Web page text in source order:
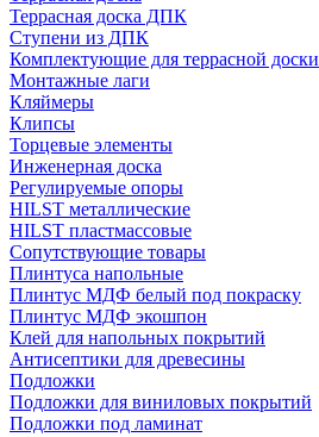
Террасная доска ДПК
Ступени из ДПК
Комплектующие для террасной доски
Монтажные лаги
Кляймеры
Клипсы
Торцевые элементы
Инженерная доска
Регулируемые опоры
HILST металлические
HILST пластмассовые
Сопутствующие товары
Плинтуса напольные
Плинтус МДФ белый под покраску
Плинтус МДФ экошпон
Клей для напольных покрытий
Антисептики для древесины
Подложки
Подложки для виниловых покрытий
Подложки под ламинат